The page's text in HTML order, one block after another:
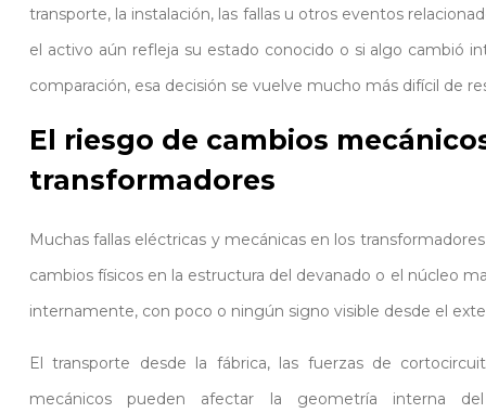
transporte, la instalación, las fallas u otros eventos
el activo aún refleja su estado conocido o si algo cambió
comparación, esa decisión se vuelve mucho más difícil de
El riesgo de cambios
transformadores
Muchas fallas eléctricas y mecánicas en los
cambios físicos en la estructura del devanado o el núcleo
internamente, con poco o ningún signo visible desde el
El transporte desde la fábrica, las fuerzas de
mecánicos pueden afectar la geometría interna